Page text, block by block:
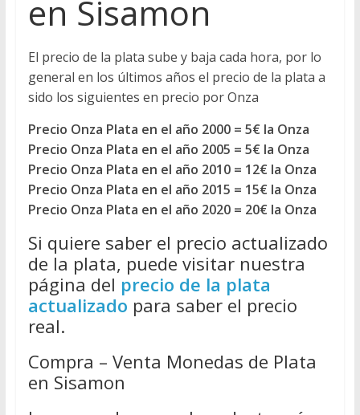
en Sisamon
El precio de la plata sube y baja cada hora, por lo
general en los últimos años el precio de la plata a
sido los siguientes en precio por Onza
Precio Onza Plata en el año 2000 = 5€ la Onza
Precio Onza Plata en el año 2005 = 5€ la Onza
Precio Onza Plata en el año 2010 = 12€ la Onza
Precio Onza Plata en el año 2015 = 15€ la Onza
Precio Onza Plata en el año 2020 = 20€ la Onza
Si quiere saber el precio actualizado
de la plata, puede visitar nuestra
página del precio de la plata
actualizado para saber el precio
real.
Compra – Venta Monedas de Plata
en Sisamon